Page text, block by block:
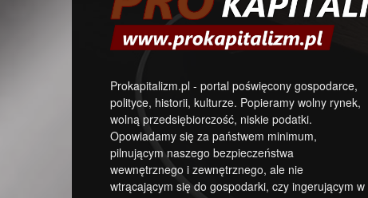
Prokapitalizm.pl - portal poświęcony gospodarce,
polityce, historii, kulturze. Popieramy wolny rynek,
wolną przedsiębiorczość, niskie podatki.
Opowiadamy się za państwem minimum,
pilnującym naszego bezpieczeństwa
wewnętrznego i zewnętrznego, ale nie
wtrącającym się do gospodarki, czy ingerującym w